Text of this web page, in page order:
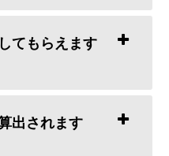
てもらえます
出されます